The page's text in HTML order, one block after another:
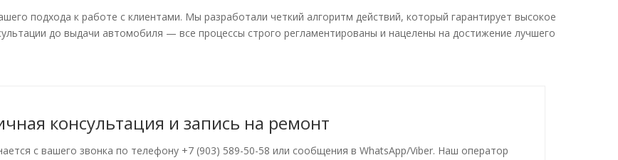
подхода к работе с клиентами. Мы разработали четкий алгоритм действий, который гарантирует высокое
до выдачи автомобиля — все процессы строго регламентированы и нацелены на достижение лучшего
консультация и запись на ремонт
с вашего звонка по телефону +7 (903) 589-50-58 или сообщения в WhatsApp/Viber. Наш оператор